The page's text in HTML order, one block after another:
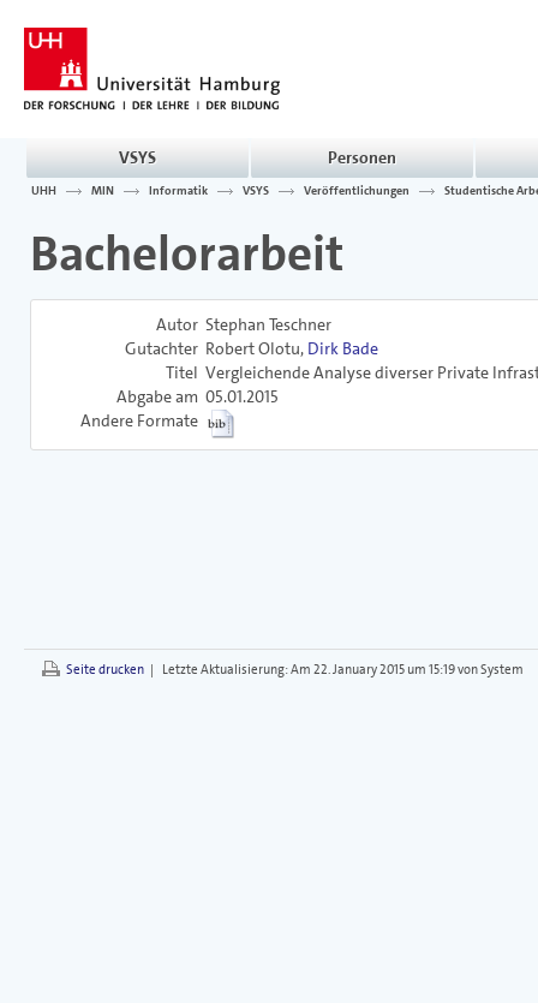
VSYS Personen
UHH MIN Informatik VSYS Veröffentlichungen Studentische
Bachelorarbeit
Autor Stephan Teschner
Gutachter Robert Olotu, Dirk Bade
Titel Vergleichende Analyse diverser Private
Abgabe am 05.01.2015
Andere Formate
Seite drucken | Letzte Aktualisierung:Am 22. January 2015 um 15:19 von System